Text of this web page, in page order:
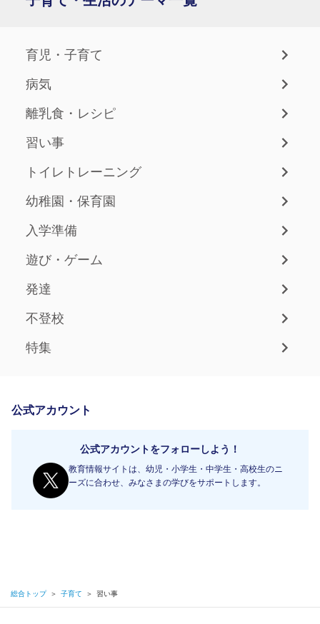
育児・子育て
病気
離乳食・レシピ
習い事
トイレトレーニング
幼稚園・保育園
入学準備
遊び・ゲーム
発達
不登校
特集
公式アカウント
公式アカウントをフォローしよう！
教育情報サイトは、幼児・小学生・中学生・高校生のニ
ーズに合わせ、みなさまの学びをサポートします。
総合トップ ＞ 子育て ＞ 習い事